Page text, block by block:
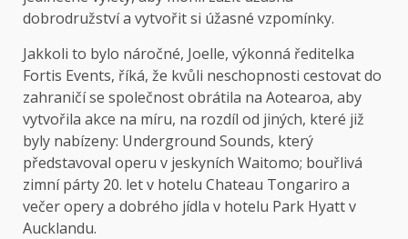
dobrodružství a vytvořit si úžasné vzpomínky.
Jakkoli to bylo náročné, Joelle, výkonná ředitelka
Fortis Events, říká, že kvůli neschopnosti cestovat do
zahraničí se společnost obrátila na Aotearoa, aby
vytvořila akce na míru, na rozdíl od jiných, které již
byly nabízeny: Underground Sounds, který
představoval operu v jeskyních Waitomo; bouřlivá
zimní párty 20. let v hotelu Chateau Tongariro a
večer opery a dobrého jídla v hotelu Park Hyatt v
Aucklandu.